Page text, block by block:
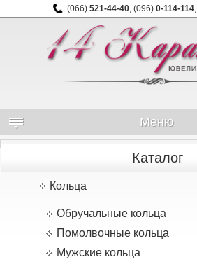
(066) 521-44-40, (096) 0-114-114,
Меню
Каталог
Кольца
Обручальные кольца
Помолвочные кольца
Мужские кольца